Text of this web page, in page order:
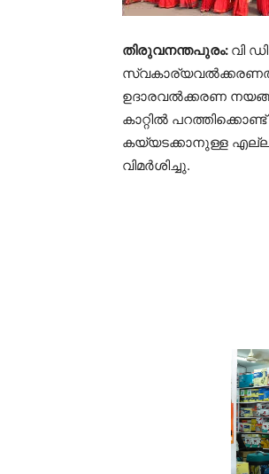
തിരുവനന്തപുരം: വി
ഉദാരവൽക്കരണ
കാറ്റിൽ
കയ്യടക്കാനുള്ള
വിമർശിച്ചു.